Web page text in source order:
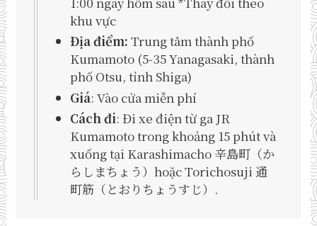
khu vực
Địa điểm: Trung tâm thành phố
Kumamoto (5-35 Yanagasaki, thành
phố Otsu, tỉnh Shiga)
Giá: Vào cửa miễn phí
Cách đi: Đi xe điện từ ga JR
Kumamoto trong khoảng 15 phút và
xuống tại Karashimacho 辛島町（か
らしまちょう）hoặc Torichosuji 通
町筋（とおりちょうすじ）.